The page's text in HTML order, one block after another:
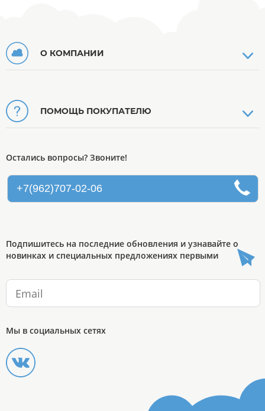
О КОМПАНИИ
ПОМОЩЬ ПОКУПАТЕЛЮ
Остались вопросы? Звоните!
+7(962)707-02-06
Подпишитесь на последние обновления и узнавайте о
новинках и специальных предложениях первыми
Мы в социальных сетях